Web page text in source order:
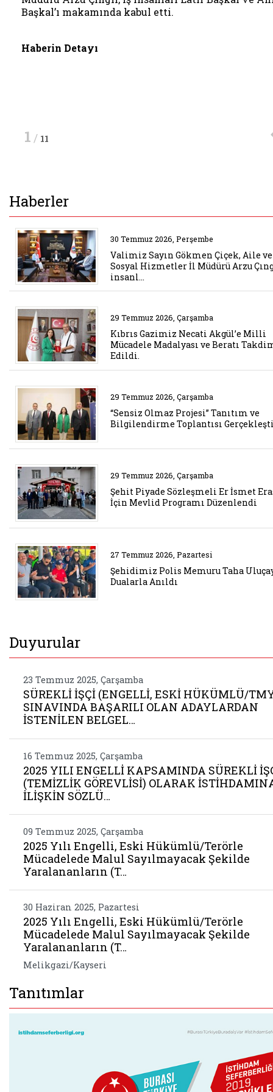
1 / 11
Başkal’ı makamında kabul etti.
Haberin Detayı
Haberin Detayı
Haberin Detayı
Başkal’ı makamında kabul etti.
Haberin Detayı
Haberler
Belgeyi aç: valimiz sayin
30 Temmuz 2026, Perşembe
Valimiz Sayın Gökmen Çiçek, Aile ve
Sosyal Hizmetler İl Müdürü Arzu
insanl…
Belgeyi aç: kibris gazimiz
29 Temmuz 2026, Çarşamba
Kıbrıs Gazimiz Necati Akgül’e Milli
Mücadele Madalyası ve Beratı
Edildi.
Belgeyi aç: sensiz olmaz
29 Temmuz 2026, Çarşamba
“Sensiz Olmaz Projesi” Tanıtım ve
Bilgilendirme Toplantısı
Belgeyi aç: sehit piyade
29 Temmuz 2026, Çarşamba
Şehit Piyade Sözleşmeli Er İsmet
İçin Mevlid Programı Düzenlendi
Belgeyi aç: sehidimiz polis
27 Temmuz 2026, Pazartesi
Şehidimiz Polis Memuru Taha
Dualarla Anıldı
Duyurular
23 Temmuz 2025, Çarşamba
SÜREKLİ İŞÇİ (ENGELLİ, ESKİ HÜKÜMLÜ/
SINAVINDA BAŞARILI OLAN ADAYLARDAN
İSTENİLEN BELGEL…
16 Temmuz 2025, Çarşamba
2025 YILI ENGELLİ KAPSAMINDA SÜREKLİ
(TEMİZLİK GÖREVLİSİ) OLARAK
İLİŞKİN SÖZLÜ…
09 Temmuz 2025, Çarşamba
2025 Yılı Engelli, Eski Hükümlü/Terörle
Mücadelede Malul Sayılmayacak Şekilde
Yaralananların (T…
30 Haziran 2025, Pazartesi
2025 Yılı Engelli, Eski Hükümlü/Terörle
Mücadelede Malul Sayılmayacak Şekilde
Yaralananların (T…
Melikgazi/Kayseri
Tanıtımlar